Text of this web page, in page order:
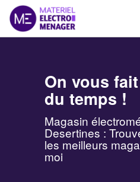
On vous
du temps !
Magasin
Desertines :
les meilleurs
moi